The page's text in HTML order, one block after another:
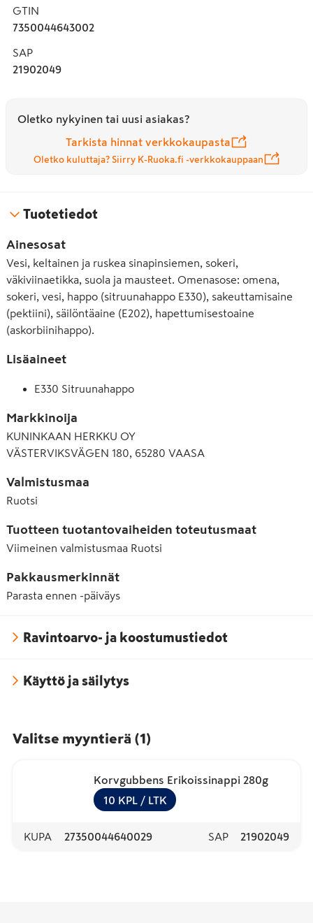
GTIN
7350044643002
SAP
21902049
Oletko nykyinen tai uusi asiakas?
Tarkista hinnat verkkokaupasta
Oletko kuluttaja? Siirry K-Ruoka.fi -verkkokauppaan
Tuotetiedot
Ainesosat
Vesi, keltainen ja ruskea sinapinsiemen, sokeri,
väkiviinaetikka, suola ja mausteet. Omenasose: omena,
sokeri, vesi, happo (sitruunahappo E330), sakeuttamisaine
(pektiini), säilöntäaine (E202), hapettumisestoaine
(askorbiinihappo).
Lisäaineet
E330 Sitruunahappo
Markkinoija
KUNINKAAN HERKKU OY
VÄSTERVIKSVÄGEN 180, 65280 VAASA
Valmistusmaa
Ruotsi
Tuotteen tuotantovaiheiden toteutusmaat
Viimeinen valmistusmaa Ruotsi
Pakkausmerkinnät
Parasta ennen -päiväys
Ravintoarvo- ja koostumustiedot
Käyttö ja säilytys
Valitse myyntierä (1 )
Korvgubbens Erikoissinappi 280g
10 KPL / LTK
KUPA 27350044640029 SAP 21902049